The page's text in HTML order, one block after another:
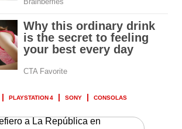
PLAYSTATION 4 SONY CONSOLAS
a La República en